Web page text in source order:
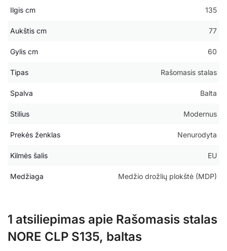
Ilgis cm 135
Aukštis cm 77
Gylis cm 60
Tipas Rašomasis stalas
Spalva Balta
Stilius Modernus
Prekės ženklas Nenurodyta
Kilmės šalis EU
Medžiaga Medžio drožlių plokštė (MDP)
1 atsiliepimas apie Rašomasis stalas
NORE CLP S135, baltas